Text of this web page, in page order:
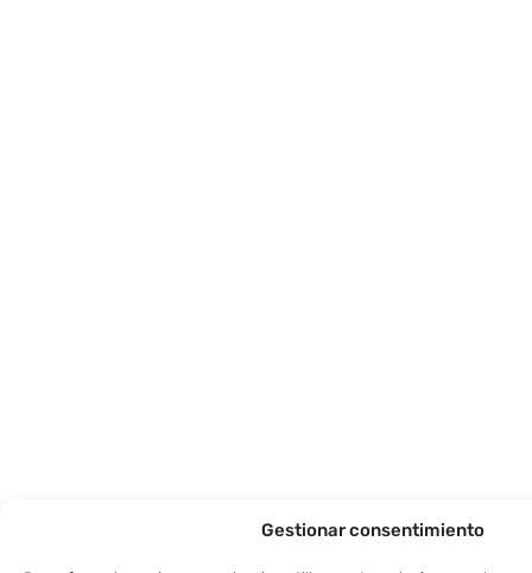
Gestionar consentimiento